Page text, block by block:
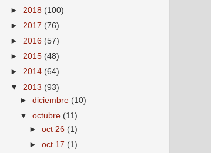
► 2018 (100)
► 2017 (76)
► 2016 (57)
► 2015 (48)
► 2014 (64)
▼ 2013 (93)
►diciembre (10)
▼octubre (11)
►oct 26 (1)
►oct 17 (1)